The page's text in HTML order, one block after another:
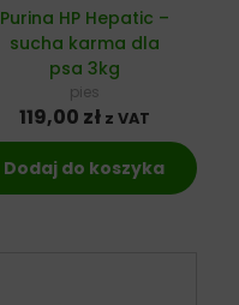
Purina HP Hepatic –
sucha karma dla
psa 3kg
pies
119,00 zł z VAT
Dodaj do koszyka